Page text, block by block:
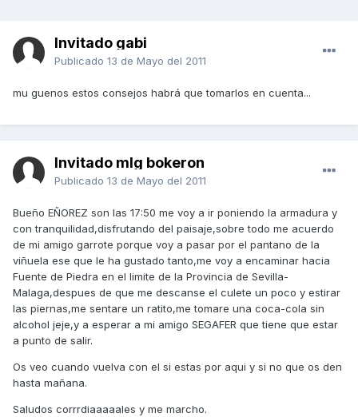
Invitado gabi
Publicado 13 de Mayo del 2011
mu guenos estos consejos habrá que tomarlos en cuenta...
Invitado mlg bokeron
Publicado 13 de Mayo del 2011
Bueño EÑOREZ son las 17:50 me voy a ir poniendo la armadura y
con tranquilidad,disfrutando del paisaje,sobre todo me acuerdo
de mi amigo garrote porque voy a pasar por el pantano de la
viñuela ese que le ha gustado tanto,me voy a encaminar hacia
Fuente de Piedra en el limite de la Provincia de Sevilla-
Malaga,despues de que me descanse el culete un poco y estirar
las piernas,me sentare un ratito,me tomare una coca-cola sin
alcohol jeje,y a esperar a mi amigo SEGAFER que tiene que estar
a punto de salir.
Os veo cuando vuelva con el si estas por aqui y si no que os den
hasta mañana.
Saludos corrrdiaaaaales y me marcho.